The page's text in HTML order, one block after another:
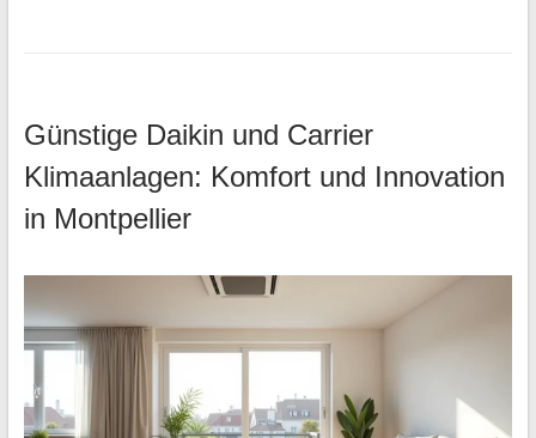
Günstige Daikin und Carrier
Klimaanlagen: Komfort und Innovation
in Montpellier